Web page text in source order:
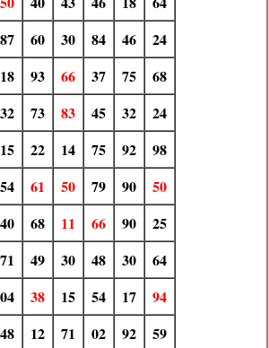
87 60 30 84 46
24
18 93 66 37 75
68
32 73 83 45 32
24
15 22 14 75 92
98
54 61 50 79 90
50
40 68 11 66 90
25
71 49 30 48 30
64
04 38 15 54 17
94
48 12 71 02 92
59